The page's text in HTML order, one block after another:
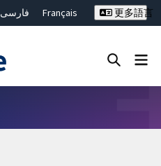
فارسی
Français
更多語言